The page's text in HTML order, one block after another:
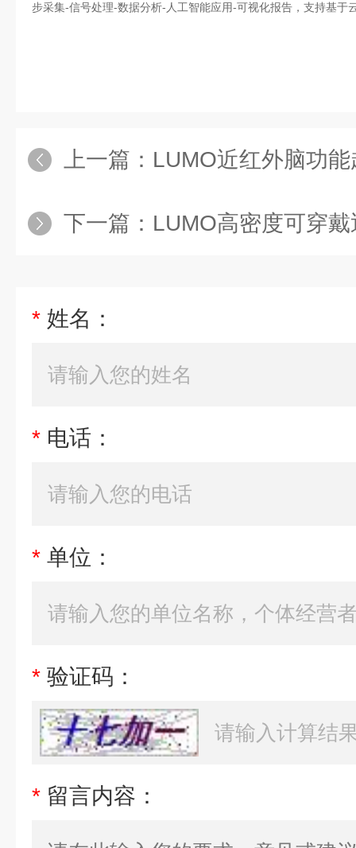
步采集-信号处理-数据分析-人工智能应用-可视化报告，支持基于
上一篇： LUMO近红外脑功
下一篇： LUMO高密度可穿
* 姓名：
* 电话：
* 单位：
* 验证码：
* 留言内容：